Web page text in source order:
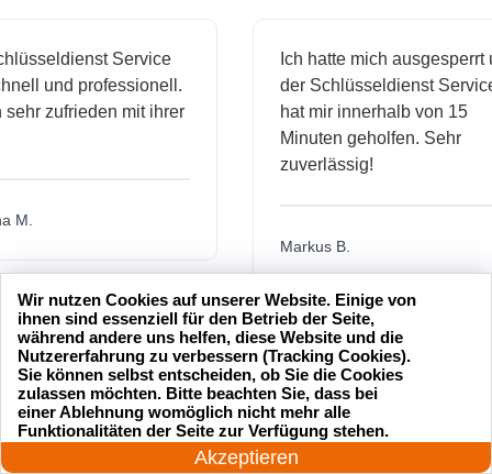
Service
und professionell.
zufrieden mit ihrer
Ich hatte mich ausgesperrt und
der Schlüsseldienst Service
hat mir innerhalb von 15
Minuten geholfen. Sehr
zuverlässig!
Markus B.
hat
Sehr guter Service! Der
Schlüsseldienst war freundlich
und hat mir schnell geholfen,
als ich meine Schlüssel
verloren hatte.
24 Stunden am Tag
Akzeptieren
Wir nutzen Cookies auf unserer Website. Einige von
ihnen sind essenziell für den Betrieb der Seite,
während andere uns helfen, diese Website und die
Nutzererfahrung zu verbessern (Tracking Cookies).
Sie können selbst entscheiden, ob Sie die Cookies
zulassen möchten. Bitte beachten Sie, dass bei
einer Ablehnung womöglich nicht mehr alle
Funktionalitäten der Seite zur Verfügung stehen.